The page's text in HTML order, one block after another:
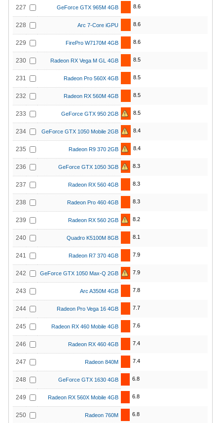
227 GeForce GTX 965M 4GB 8.6
228 Arc 7-Core iGPU 8.6
229 FirePro W7170M 4GB 8.6
230 Radeon RX Vega M GL 4GB 8.5
231 Radeon Pro 560X 4GB 8.5
232 Radeon RX 560M 4GB 8.5
233 GeForce GTX 950 2GB 8.5
234 GeForce GTX 1050 Mobile 2GB 8.4
235 Radeon R9 370 2GB 8.4
236 GeForce GTX 1050 3GB 8.3
237 Radeon RX 560 4GB 8.3
238 Radeon Pro 460 4GB 8.3
239 Radeon RX 560 2GB 8.2
240 Quadro K5100M 8GB 8.1
241 Radeon R7 370 4GB 7.9
242 GeForce GTX 1050 Max-Q 2GB 7.9
243 Arc A350M 4GB 7.8
244 Radeon Pro Vega 16 4GB 7.7
245 Radeon RX 460 Mobile 4GB 7.6
246 Radeon RX 460 4GB 7.4
247 Radeon 840M 7.4
248 GeForce GTX 1630 4GB 6.8
249 Radeon RX 560X Mobile 4GB 6.8
250 Radeon 760M 6.8